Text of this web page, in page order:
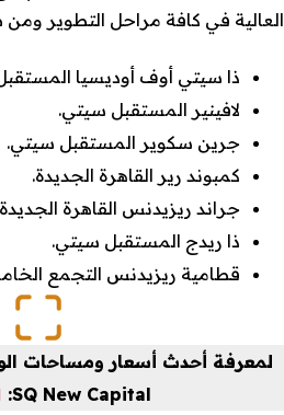
العالية في كافة مراحل التطوير
ذا سيتي أوف أوديسيا
لافينير المستقبل سيتي.
جرين سكوير المستقبل سيتي.
كمبوند رير القاهرة الجديدة.
جراند ريزيدنس القاهرة
ذا ريدج المستقبل سيتي.
قطامية ريزيدنس التجمع
SQ New Capital: